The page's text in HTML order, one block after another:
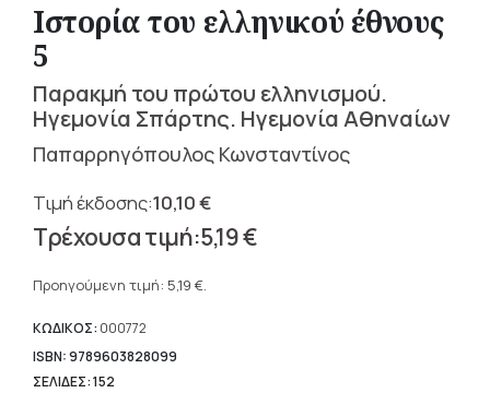
Ιστορία του ελληνικού έθνους
5
Παρακμή του πρώτου ελληνισμού.
Ηγεμονία Σπάρτης. Ηγεμονία Αθηναίων
Παπαρρηγόπουλος Κωνσταντίνος
10,10€
Original
price
10,10 €.
5,19€
τρέχουσα
είναι:
5,19 €.
Προηγούμενη τιμή: 5,19 €.
ΚΩΔΙΚΟΣ: 000772
ISBN: 9789603828099
ΣΕΛΙΔΕΣ: 152